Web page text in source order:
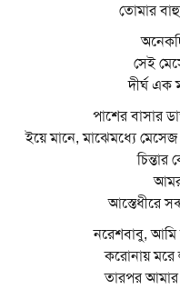
তোমার
সেই
দীর্ঘ এক
পাশের বাসার
ইয়ে মানে, মাঝেমধ্যে
আস্তেধীরে
নরেশবাবু,
করোনায় মরে
তারপর